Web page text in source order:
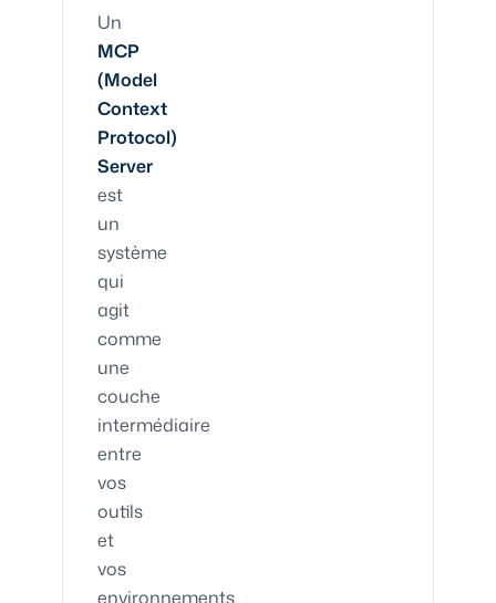
Un
MCP
(Model
Context
Protocol)
Server
est
un
système
qui
agit
comme
une
couche
intermédiaire
entre
vos
outils
et
vos
environnements